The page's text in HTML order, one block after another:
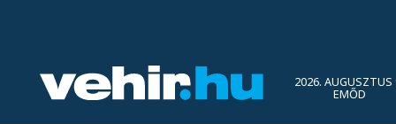
2026. AUGUSZTUS
EMŐD